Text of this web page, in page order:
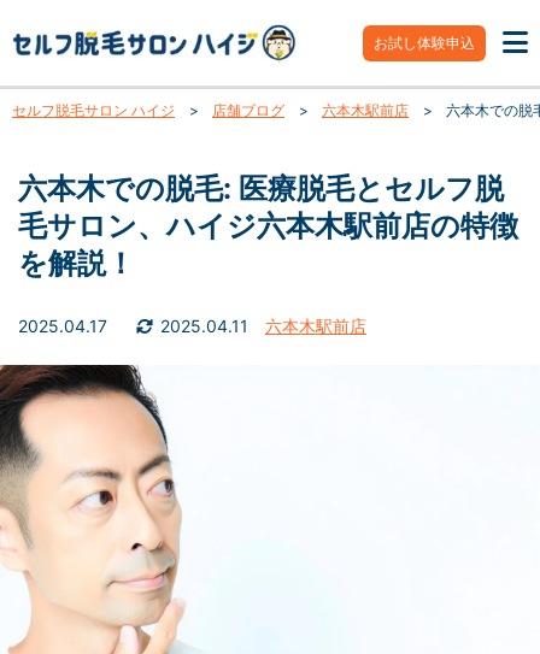
お試し体験申込
セルフ脱毛サロン ハイジ > 店舗ブログ > 六本木駅前店 > 六本木での脱
六本木での脱毛: 医療脱毛とセルフ脱
毛サロン、ハイジ六本木駅前店の特徴
を解説！
2025.04.17 2025.04.11 六本木駅前店